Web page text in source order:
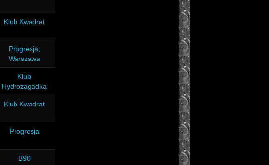
Klub Kwadrat
Progresja,
Warszawa
Klub
Hydrozagadka
Klub Kwadrat
Progresja
B90